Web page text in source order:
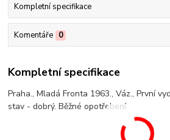
Kompletní specifikace
Komentáře 0
Kompletní specifikace
Praha., Mladá Fronta 1963., Váz., První
stav - dobrý. Běžné opotřebení.